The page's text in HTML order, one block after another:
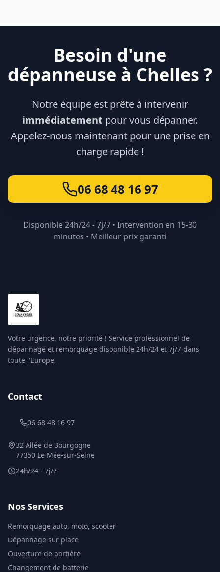
Besoin d'une
dépanneuse à Chelles ?
Notre équipe est prête à intervenir
immédiatement pour vous dépanner.
Appelez-nous maintenant pour une prise en
charge rapide !
06 68 48 16 97
Disponible 24h/24 - 7j/7 • Intervention en 15-30
minutes • Meilleur prix garanti
Votre urgence, notre priorité ! Service professionnel de
dépannage et remorquage disponible 24h/24 et 7j/7 dans
toute l'Europe.
Contact
06 68 48 16 97
32 Allée de Bourgogne
77350 Le Mée-sur-Seine
24h/24 - 7j/7
Nos Services
Remorquage auto, moto, scooter
Dépannage sur place
Ouverture de portière
Changement de batterie